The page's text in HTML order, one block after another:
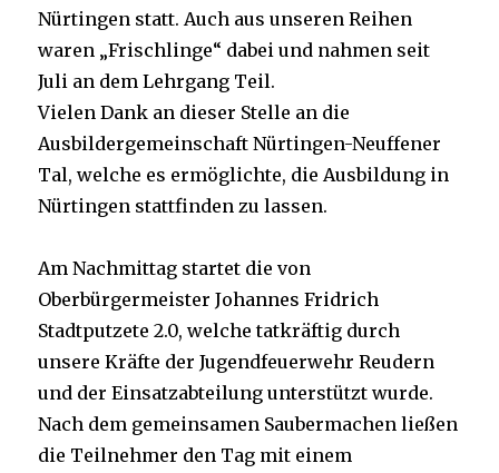
Nürtingen statt. Auch aus unseren Reihen
waren „Frischlinge“ dabei und nahmen seit
Juli an dem Lehrgang Teil.
Vielen Dank an dieser Stelle an die
Ausbildergemeinschaft Nürtingen-Neuffener
Tal, welche es ermöglichte, die Ausbildung in
Nürtingen stattfinden zu lassen.
Am Nachmittag startet die von
Oberbürgermeister Johannes Fridrich
Stadtputzete 2.0, welche tatkräftig durch
unsere Kräfte der Jugendfeuerwehr Reudern
und der Einsatzabteilung unterstützt wurde.
Nach dem gemeinsamen Saubermachen ließen
die Teilnehmer den Tag mit einem